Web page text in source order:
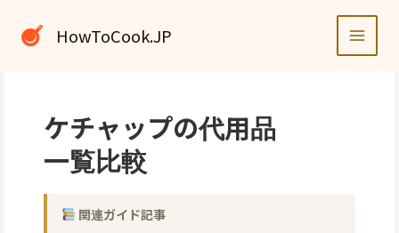
HowToCook.JP
ケチャップの代用品
一覧比較
関連ガイド記事